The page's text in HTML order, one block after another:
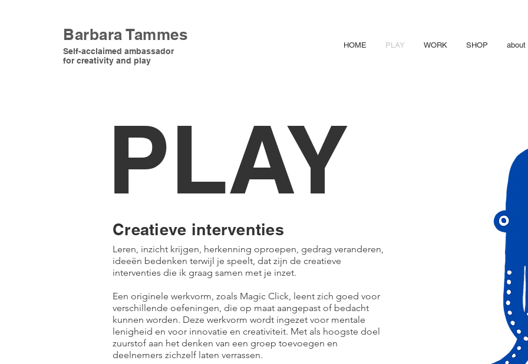
Barbara Tammes
Self-acclaimed ambassador
for creativity and play
HOME PLAY WORK SHOP about
PLAY
Creatieve interventies
Leren, inzicht krijgen, herkenning oproepen, gedrag veranderen,
ideeën bedenken terwijl je speelt, dat zijn de creatieve
interventies die ik graag samen met je inzet.
Een originele werkvorm, zoals Magic Click, leent zich goed voor
verschillende oefeningen, die op maat aangepast of bedacht
kunnen worden. Deze werkvorm wordt ingezet voor mentale
lenigheid en voor innovatie en creativiteit. Met als hoogste doel
zuurstof aan het denken van een groep toevoegen en
deelnemers zichzelf laten verrassen.